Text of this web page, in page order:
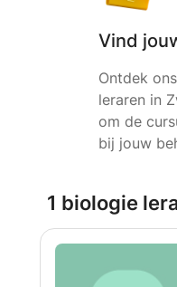
Vind
Ontdek
leraren in
om de
bij jouw
1 biologie